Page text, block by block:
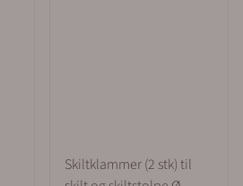
Skiltklammer (2 stk) til